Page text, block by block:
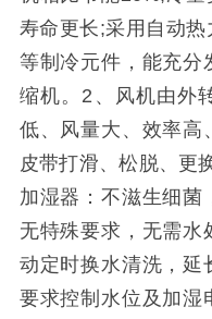
寿命更长;采用自动
等制冷元件，能充分
缩机。2、风机由外
低、风量大、效率高
皮带打滑、松脱、更
加湿器：不滋生细菌
无特殊要求，无需水
动定时换水清洗，延
要求控制水位及加湿